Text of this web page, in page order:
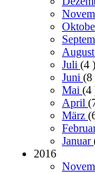
August
Juli (4 )
Juni (8
Mai (4
April
März
Januar
2016